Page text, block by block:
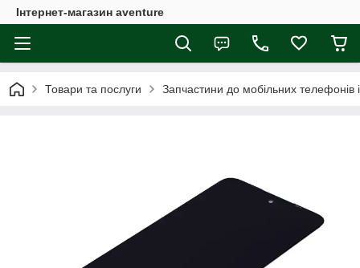
Інтернет-магазин aventure
Товари та послуги Запчастини до мобільних телефонів